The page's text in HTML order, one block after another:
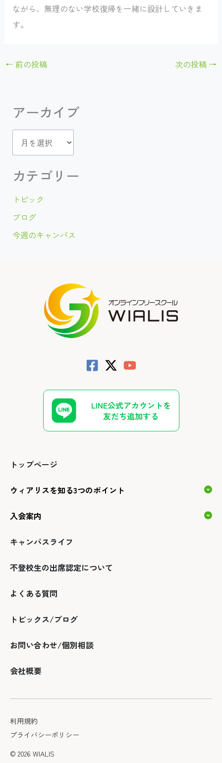
ながら、無理のない学校復帰を一緒に設計していきま
す。
← 前の投稿 次の投稿 →
アーカイブ
ー
カ
イ
ブ
カテゴリー
トピック
ブログ
今週のキャンパス
LINE公式アカウントを
友だち追加する
トップページ
ウィアリスを知る3つのポイント
入会案内
キャンパスライフ
不登校生の出席認定について
よくある質問
トピックス/ブログ
お問い合わせ/個別相談
会社概要
© 2026 WIALIS
利用規約
プライバシーポリシー